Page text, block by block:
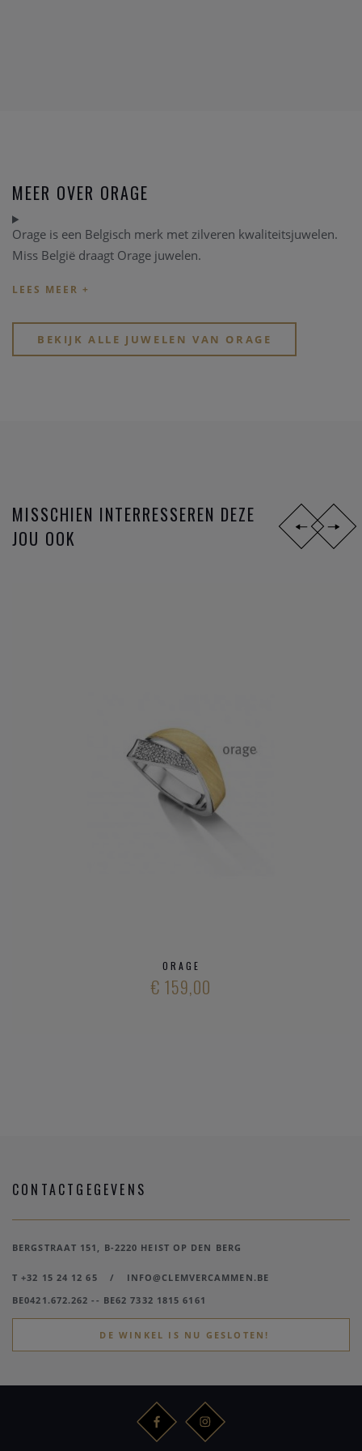
MEER OVER ORAGE
Orage is een Belgisch merk met zilveren kwaliteitsjuwelen.
Miss België draagt Orage juwelen.
BEKIJK ALLE JUWELEN VAN ORAGE
MISSCHIEN INTERRESSEREN DEZE
JOU OOK
ORAGE
€ 159,00
CONTACTGEGEVENS
BERGSTRAAT 151, B-2220 HEIST OP DEN BERG
T +32 15 24 12 65 /
INFO@CLEMVERCAMMEN.BE
BE0421.672.262 -- BE62 7332 1815 6161
DE WINKEL IS NU GESLOTEN!